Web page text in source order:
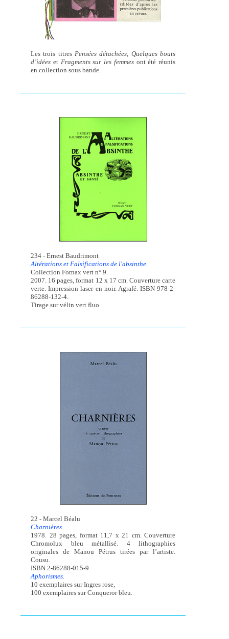
Les trois titresPensées détachées, Quelques bouts
d’idéeset Fragments sur les femmesont été réunis
en collection sous bande.
234 - Ernest Baudrimont
Altérations et Falsifications de l'absinthe.
Collection Fornax vert n° 9.
2007. 16 pages, format 12 x 17 cm. Couverture carte
verte. Impression laser en noir. Agrafé. ISBN 978-2-
86288-132-4.
Tirage sur vélin vert fluo.
22 - Marcel Béalu
Charnières.
1978. 28 pages, format 11,7 x 21 cm. Couverture
Chromolux bleu métallisé. 4 lithographies
originales de Manou Pétrus tirées par l’artiste.
Cousu.
ISBN 2-86288-015-9.
Aphorismes.
10 exemplaires sur Ingres rose,
100 exemplaires sur Conqueror bleu.